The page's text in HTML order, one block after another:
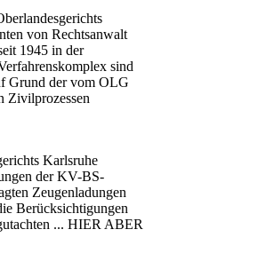
von Rechtsanwalt
1945 in der
sind
Grund der vom OLG
Zivilprozessen
Karlsruhe
der KV-BS-
Zeugenladungen
Berücksichtigungen
... HIER ABER